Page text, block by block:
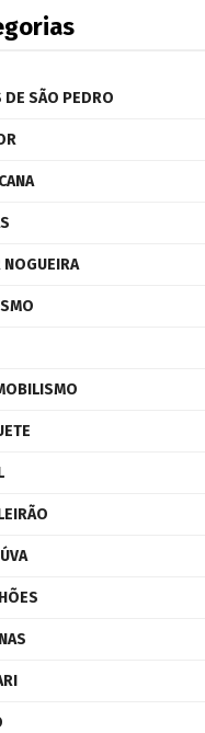
DE SÃO PEDRO
NOGUEIRA